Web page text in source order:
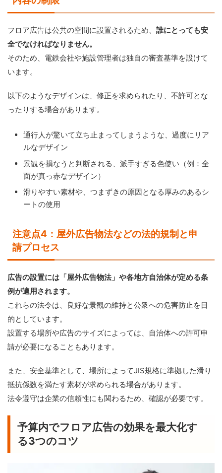
フロア広告は公共の空間に設置されるため、 誰にとっても安
全でなければなりません。
そのため、電鉄会社や施設管理者は独自の審査基準を設けて
います。
以下のようなデザインは、修正を求められたり、不許可とな
ったりする場合があります。
通行人が驚いて立ち止まってしまうような、過度にリア
ルなデザイン
景観を損なうと判断される、派手すぎる色使い（例：全
面が真っ赤なデザイン）
滑りやすい素材や、つまずきの原因となる厚みのあるシ
ートの使用
注意点4：屋外広告物法などの法的規制と申
請プロセス
広告の設置には「屋外広告物法」や各地方自治体が定める条
例が適用されます。
これらの法令は、良好な景観の維持と公衆への危害防止を目
的としています。
設置する場所や広告のサイズによっては、自治体への許可申
請が必要になることもあります。
また、安全基準として、場所によってJIS規格に準拠した滑り
抵抗係数を満たす素材が求められる場合があります。
法令遵守は企業の信頼性にも関わるため、確認が必要です。
予算内でフロア広告の効果を最大化す
る3つのコツ